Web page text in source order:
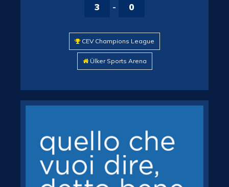
3 - 0
CEV Champions League
Ülker Sports Arena